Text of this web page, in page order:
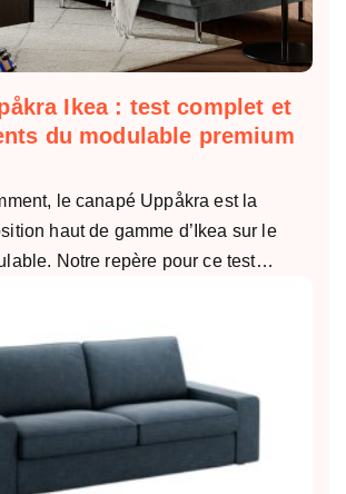
Ikea : test complet et
du modulable premium
le canapé Uppåkra est la
haut de gamme d’Ikea sur le
Notre repère pour ce test…